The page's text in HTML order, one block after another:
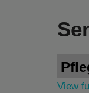
View